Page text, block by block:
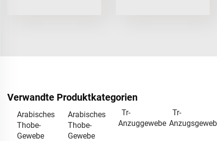
Verwandte Produktkategorien
Arabisches
Thobe-
Gewebe
Arabisches
Thobe-
Gewebe
Tr-
Anzuggewebe
Tr-